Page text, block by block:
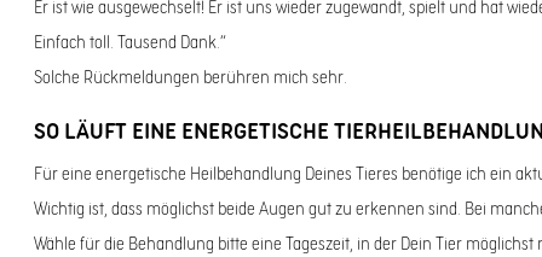
Er ist wie ausgewechselt! Er ist uns wieder zugewandt, spielt und hat
Einfach toll. Tausend Dank.“
Solche Rückmeldungen berühren mich sehr.
SO LÄUFT EINE ENERGETISCHE
Für eine energetische Heilbehandlung Deines Tieres benötige ich ein
Wichtig ist, dass möglichst beide Augen gut zu erkennen sind. Bei
Wähle für die Behandlung bitte eine Tageszeit, in der Dein Tier